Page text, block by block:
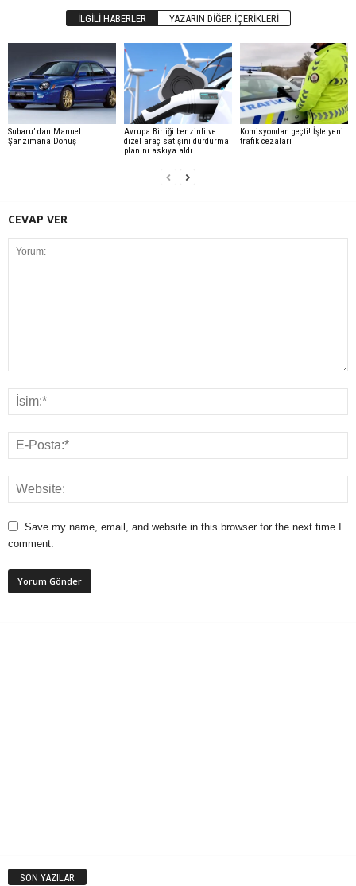
İLGILI HABERLER YAZARIN DIĞER İÇERIKLERI
Subaru’ dan Manuel
Şanzımana Dönüş
Avrupa Birliği benzinli ve
dizel araç satışını durdurma
planını askıya aldı
Komisyondan geçti! İşte yeni
trafik cezaları
CEVAP VER
Save my name, email, and website in this browser for the next time I
comment.
SON YAZILAR